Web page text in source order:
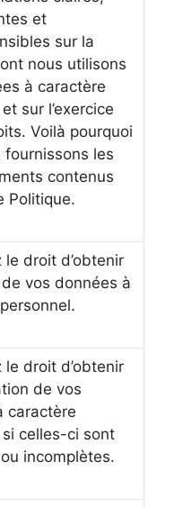
et
sur la
nous utilisons
à caractère
sur l’exercice
Voilà pourquoi
fournissons les
contenus
Politique.
le droit d’obtenir
vos données à
le droit d’obtenir
de vos
caractère
celles-ci sont
incomplètes.